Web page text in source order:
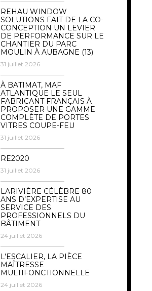
REHAU WINDOW
SOLUTIONS FAIT DE LA CO-
CONCEPTION UN LEVIER
DE PERFORMANCE SUR LE
CHANTIER DU PARC
MOULIN À AUBAGNE (13)
31 juillet 2026
À BATIMAT, MAF
ATLANTIQUE LE SEUL
FABRICANT FRANÇAIS À
PROPOSER UNE GAMME
COMPLÈTE DE PORTES
VITRES COUPE-FEU
31 juillet 2026
RE2020
31 juillet 2026
LARIVIÈRE CÉLÈBRE 80
ANS D’EXPERTISE AU
SERVICE DES
PROFESSIONNELS DU
BÂTIMENT
24 juillet 2026
L’ESCALIER, LA PIÈCE
MAÎTRESSE
MULTIFONCTIONNELLE
24 juillet 2026